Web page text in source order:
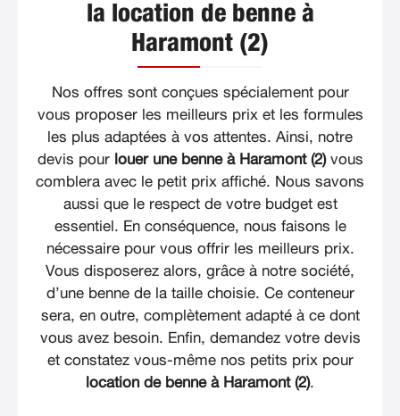
la location de benne à
Haramont (2)
Nos offres sont conçues spécialement pour
vous proposer les meilleurs prix et les formules
les plus adaptées à vos attentes. Ainsi, notre
devis pour louer une benne à Haramont (2)vous
comblera avec le petit prix affiché. Nous savons
aussi que le respect de votre budget est
essentiel. En conséquence, nous faisons le
nécessaire pour vous offrir les meilleurs prix.
Vous disposerez alors, grâce à notre société,
d’une benne de la taille choisie. Ce conteneur
sera, en outre, complètement adapté à ce dont
vous avez besoin. Enfin, demandez votre devis
et constatez vous-même nos petits prix pour
location de benne à Haramont (2).